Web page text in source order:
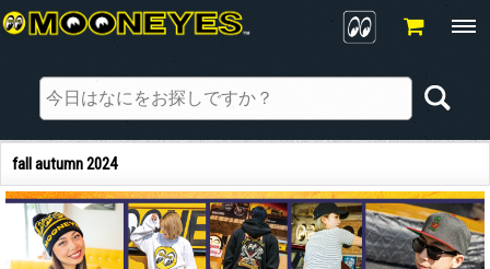
fall autumn 2024